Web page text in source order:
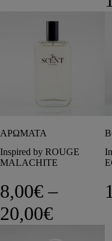
ΑΡΩΜΑΤΑ
Inspired by ROUGE
MALACHITE
8,00€ –
20,00€Price